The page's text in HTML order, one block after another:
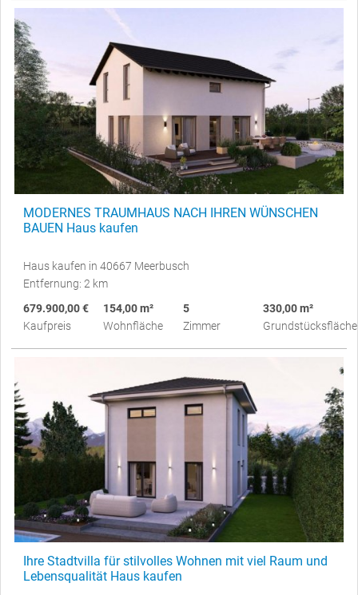
MODERNES TRAUMHAUS NACH IHREN WÜNSCHEN
BAUEN Haus kaufen
Haus kaufen in 40667 Meerbusch
Entfernung: 2 km
679.900,00 €
Kaufpreis
154,00 m²
Wohnfläche
5
Zimmer
330,00 m²
Grundstücksfläche
Ihre Stadtvilla für stilvolles Wohnen mit viel Raum und
Lebensqualität Haus kaufen